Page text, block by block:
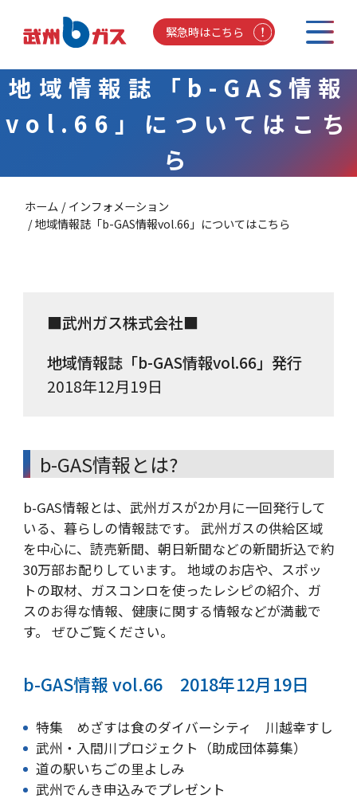
緊急時はこちら
地域情報誌「b-GAS情報
vol.66」についてはこち
ら
ホーム
インフォメーション
地域情報誌「b-GAS情報vol.66」についてはこちら
■武州ガス株式会社■
地域情報誌「b-GAS情報vol.66」発行
2018年12月19日
b-GAS情報とは?
b-GAS情報とは、武州ガスが2か月に一回発行して
いる、暮らしの情報誌です。 武州ガスの供給区域
を中心に、読売新聞、朝日新聞などの新聞折込で約
30万部お配りしています。 地域のお店や、スポッ
トの取材、ガスコンロを使ったレシピの紹介、ガ
スのお得な情報、健康に関する情報などが満載で
す。 ぜひご覧ください。
b-GAS情報 vol.66 2018年12月19日
特集 めざすは食のダイバーシティ 川越幸すし
武州・入間川プロジェクト（助成団体募集）
道の駅いちごの里よしみ
武州でんき申込みでプレゼント